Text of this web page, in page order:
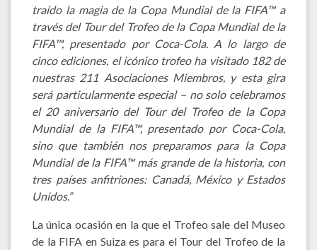
traído la magia de la Copa Mundial de la FIFA™ a
través del Tour del Trofeo de la Copa Mundial de la
FIFA™, presentado por Coca-Cola. A lo largo de
cinco ediciones, el icónico trofeo ha visitado 182 de
nuestras 211 Asociaciones Miembros, y esta gira
será particularmente especial – no solo celebramos
el 20 aniversario del Tour del Trofeo de la Copa
Mundial de la FIFA™, presentado por Coca-Cola,
sino que también nos preparamos para la Copa
Mundial de la FIFA™ más grande de la historia, con
tres países anfitriones: Canadá, México y Estados
Unidos.”
La única ocasión en la que el Trofeo sale del Museo
de la FIFA en Suiza es para el Tour del Trofeo de la